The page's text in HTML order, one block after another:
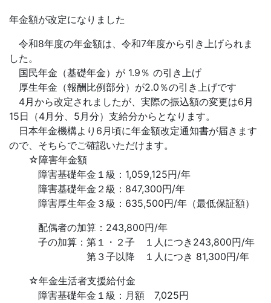
年金額が改定になりました
令和8年度の年金額は、令和7年度から引き上げられま
した。
国民年金（基礎年金）が 1.9％ の引き上げ
厚生年金（報酬比例部分）が2.0％の引き上げです
4月から改定されましたが、実際の振込額の変更は6月
15日（4月分、5月分）支給分からとなります。
日本年金機構より6月頃に年金額改定通知書が届きます
ので、そちらでご確認いただけます。
☆障害年金額
障害基礎年金１級：1,059,125円/年
障害基礎年金２級：847,300円/年
障害厚生年金３級：635,500円/年（最低保証額）
配偶者の加算：243,800円/年
子の加算：第１・２子 １人につき243,800円/年
第３子以降 １人につき 81,300円/年
☆年金生活者支援給付金
障害基礎年金１級：月額 7,025円